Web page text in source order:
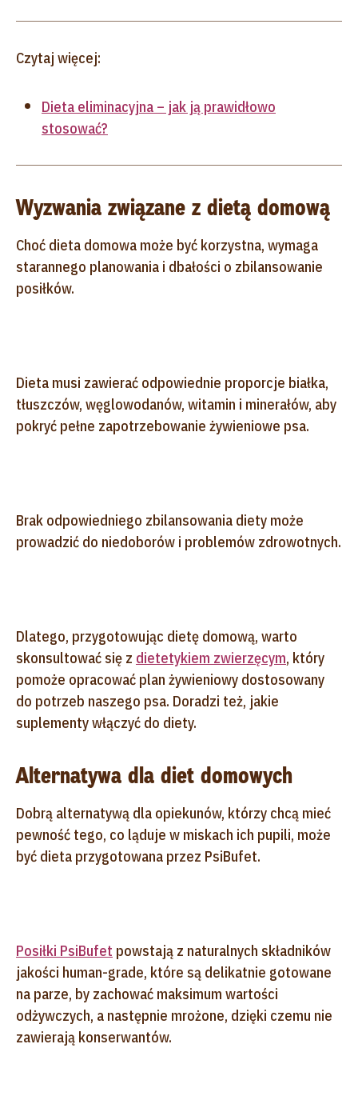
Czytaj więcej:
Dieta eliminacyjna – jak ją prawidłowo
stosować?
Wyzwania związane z dietą domową
Choć dieta domowa może być korzystna, wymaga
starannego planowania i dbałości o zbilansowanie
posiłków.
Dieta musi zawierać odpowiednie proporcje białka,
tłuszczów, węglowodanów, witamin i minerałów, aby
pokryć pełne zapotrzebowanie żywieniowe psa.
Brak odpowiedniego zbilansowania diety może
prowadzić do niedoborów i problemów zdrowotnych.
Dlatego, przygotowując dietę domową, warto
skonsultować się z dietetykiem zwierzęcym, który
pomoże opracować plan żywieniowy dostosowany
do potrzeb naszego psa. Doradzi też, jakie
suplementy włączyć do diety.
Alternatywa dla diet domowych
Dobrą alternatywą dla opiekunów, którzy chcą mieć
pewność tego, co ląduje w miskach ich pupili, może
być dieta przygotowana przez PsiBufet.
Posiłki PsiBufet powstają z naturalnych składników
jakości human-grade, które są delikatnie gotowane
na parze, by zachować maksimum wartości
odżywczych, a następnie mrożone, dzięki czemu nie
zawierają konserwantów.